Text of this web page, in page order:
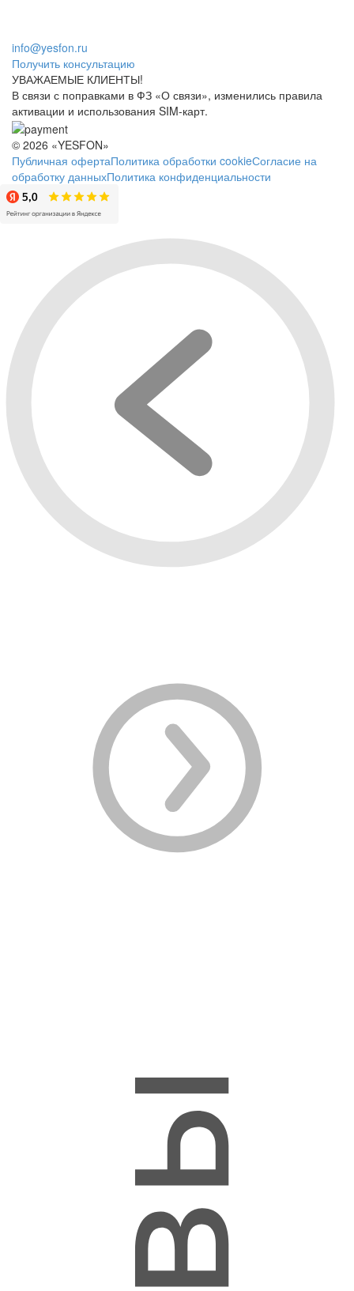
info@yesfon.ru
Получить консультацию
УВАЖАЕМЫЕ КЛИЕНТЫ!
В связи с поправками в ФЗ «О связи», изменились правила
активации и использования SIM-карт.
© 2026 «YESFON»
Публичная офертаПолитика обработки cookieСогласие на
обработку данныхПолитика конфиденциальности